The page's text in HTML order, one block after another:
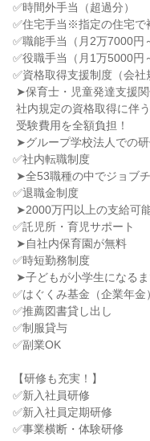
✅時間外手当（超過分）
✅住宅手当※指定の住宅で
✅職能手当（月2万7000円
✅役職手当（月1万5000円
✅資格取得支援制度（会社
✅社内転職制度
✅退職金制度
✅託児所・育児サポート
✅時短勤務制度
✅はぐくみ基金（企業年金）
✅推薦図書貸し出し
✅制服貸与
✅副業OK
【研修も充実！】
✅新入社員研修
✅新入社員定期研修
✅事業横断・体験研修